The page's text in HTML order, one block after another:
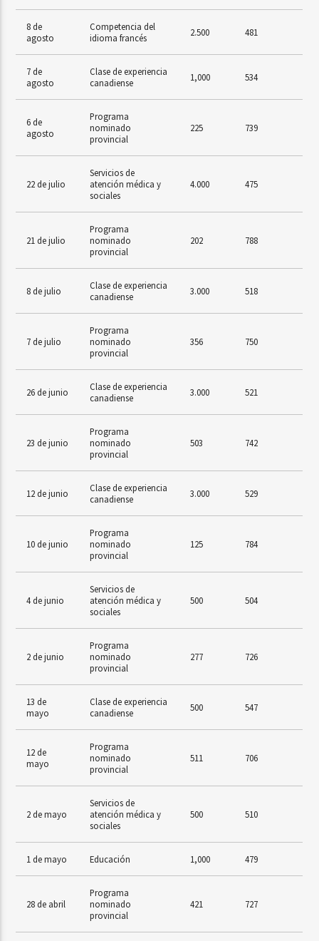
8 de
agosto
Competencia del
idioma francés
2.500 481
7 de
agosto
Clase de experiencia
canadiense
1,000 534
6 de
agosto
Programa
nominado
provincial
225 739
22 de julio
Servicios de
atención médica y
sociales
4.000 475
21 de julio
Programa
nominado
provincial
202 788
8 de julio
Clase de experiencia
canadiense
3.000 518
7 de julio
Programa
nominado
provincial
356 750
26 de junio
Clase de experiencia
canadiense
3.000 521
23 de junio
Programa
nominado
provincial
503 742
12 de junio
Clase de experiencia
canadiense
3.000 529
10 de junio
Programa
nominado
provincial
125 784
4 de junio
Servicios de
atención médica y
sociales
500 504
2 de junio
Programa
nominado
provincial
277 726
13 de
mayo
Clase de experiencia
canadiense
500 547
12 de
mayo
Programa
nominado
provincial
511 706
2 de mayo
Servicios de
atención médica y
sociales
500 510
1 de mayo Educación 1,000 479
28 de abril
Programa
nominado
provincial
421 727